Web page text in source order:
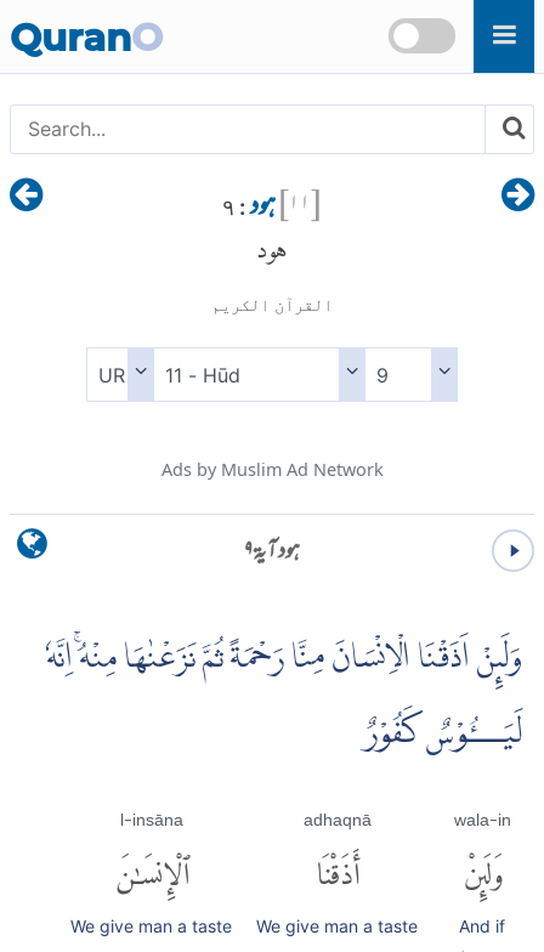
Skip to main content
QuranO
[۱۱]ہود: ۹
هود
القرآن الكريم
Ads by Muslim Ad Network
ہود آية ۹
وَلَٮِٕنْ اَذَقْنَا الْاِنْسَانَ مِنَّا رَحْمَةً ثُمَّ نَزَعْنٰهَا مِنْهُۚ اِنَّهٗ
لَيَـــُٔوْسٌ كَفُوْرٌ
wala-in
وَلَئِنْ
And if
adhaqnā
أَذَقْنَا
We give man a taste
l-insāna
ٱلْإِنسَٰنَ
We give man a taste